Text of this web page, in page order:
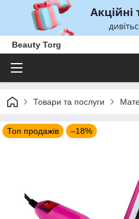
Beauty Torg
Товари та послуги
Топ продажів –18%